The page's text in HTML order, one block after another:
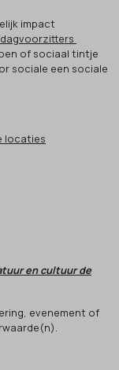
impact
of sociaal tintje
sociale een sociale
locaties
en cultuur de
evenement of